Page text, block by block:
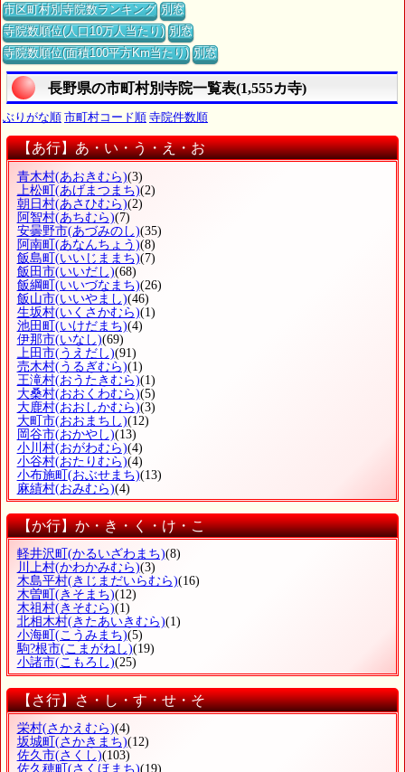
市区町村別寺院数ランキング 別窓
寺院数順位(人口10万人当たり) 別窓
寺院数順位(面積100平方Km当たり) 別窓
長野県の市町村別寺院一覧表(1,555カ寺)
ぶりがな順 市町村コード順 寺院件数順
【あ行】あ・い・う・え・お
青木村(あおきむら)(3)
上松町(あげまつまち)(2)
朝日村(あさひむら)(2)
阿智村(あちむら)(7)
安曇野市(あづみのし)(35)
阿南町(あなんちょう)(8)
飯島町(いいじままち)(7)
飯田市(いいだし)(68)
飯綱町(いいづなまち)(26)
飯山市(いいやまし)(46)
生坂村(いくさかむら)(1)
池田町(いけだまち)(4)
伊那市(いなし)(69)
上田市(うえだし)(91)
売木村(うるぎむら)(1)
王滝村(おうたきむら)(1)
大桑村(おおくわむら)(5)
大鹿村(おおしかむら)(3)
大町市(おおまちし)(12)
岡谷市(おかやし)(13)
小川村(おがわむら)(4)
小谷村(おたりむら)(4)
小布施町(おぶせまち)(13)
麻績村(おみむら)(4)
【か行】か・き・く・け・こ
軽井沢町 (かるいざわまち)(8)
川上村(かわかみむら)(3)
木島平村(きじまだいらむら)(16)
木曽町 (きそまち)(12)
木祖村(きそむら)(1)
北相木村(きたあいきむら)(1)
小海町 (こうみまち)(5)
駒?根市(こまがねし)(19)
小諸市(こもろし)(25)
【さ行】さ・し・す・せ・そ
栄村(さかえむら)(4)
坂城町 (さかきまち)(12)
佐久市(さくし)(103)
佐久穂町 (さくほまち)(19)